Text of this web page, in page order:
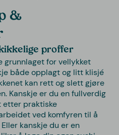
&
proffer
grunnlaget for vellykket
både opplagt og litt klisjé
kan rett og slett gjøre
Kanskje er du en fullverdig
etter praktiske
ved komfyren til å
kanskje du er en